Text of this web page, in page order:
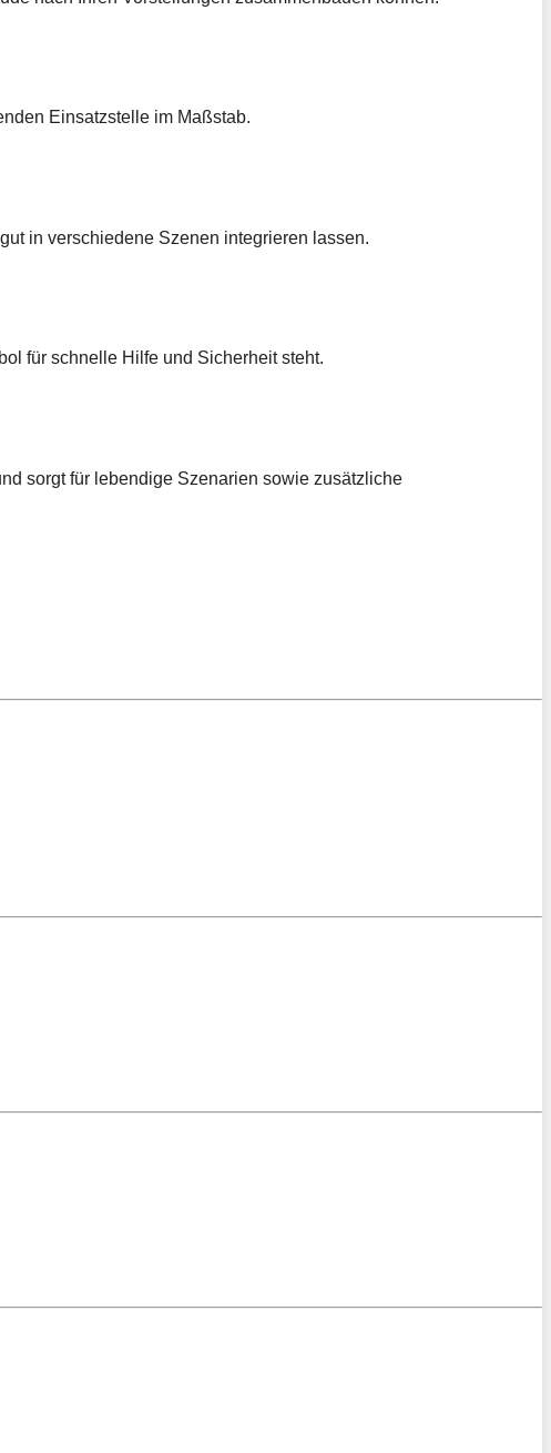
Einsatzstelle im Maßstab.
in verschiedene Szenen integrieren lassen.
für schnelle Hilfe und Sicherheit steht.
sorgt für lebendige Szenarien sowie zusätzliche